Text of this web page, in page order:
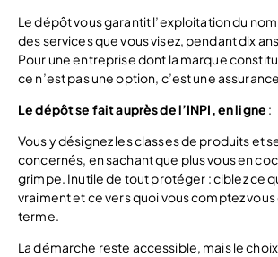
Le dépôt vous garantit l’exploitation du
des services que vous visez, pendant dix
Pour une entreprise dont la marque
ce n’est pas une option, c’est une
Le dépôt se fait auprès de l’INPI, en ligne :
Vous y désignez les classes de produits et
concernés, en sachant que plus vous en
grimpe. Inutile de tout protéger : ciblez ce
vraiment et ce vers quoi vous comptez
terme.
La démarche reste accessible, mais le